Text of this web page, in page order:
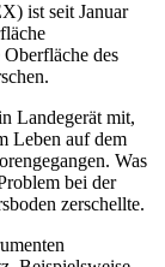
ist seit Januar
des
Landegerät mit,
Leben auf dem
Was
bei der
zerschellte.